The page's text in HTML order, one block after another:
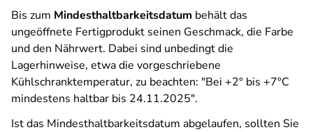
Bis zum Mindesthaltbarkeitsdatum behält das
ungeöffnete Fertigprodukt seinen Geschmack, die Farbe
und den Nährwert. Dabei sind unbedingt die
Lagerhinweise, etwa die vorgeschriebene
Kühlschranktemperatur, zu beachten: "Bei +2° bis +7°C
mindestens haltbar bis 24.11.2025".
Ist das Mindesthaltbarkeitsdatum abgelaufen, sollten Sie